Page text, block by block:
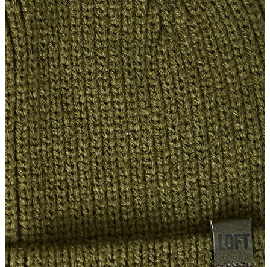
Erkek Jean
Erkek Jean
Pantolon
Ceket
Gömlek
Aksesuar
Aksesuar
Kadın Aksesuar
Kadın Aksesuar
Çorap
Bere
Eldiven
Kemer
Parfüm
Erkek Aksesuar
Erkek Aksesuar
Boxer
Çorap
Kemer
Atkı
Cüzdan
Parfüm
Şapka
İndirimdekiler